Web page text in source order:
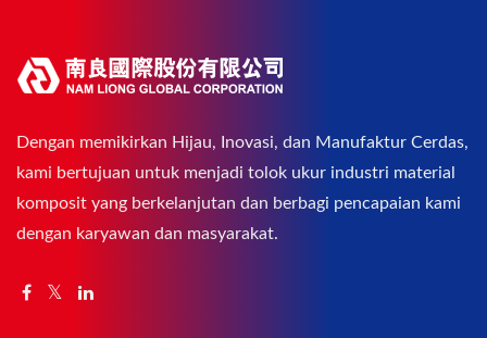
Dengan memikirkan Hijau, Inovasi, dan Manufaktur Cerdas,
kami bertujuan untuk menjadi tolok ukur industri material
komposit yang berkelanjutan dan berbagi pencapaian kami
dengan karyawan dan masyarakat.